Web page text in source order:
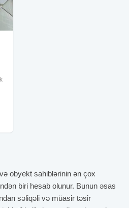
obyekt sahiblərinin ən çox
biri hesab olunur. Bunun əsas
səliqəli və müasir təsir